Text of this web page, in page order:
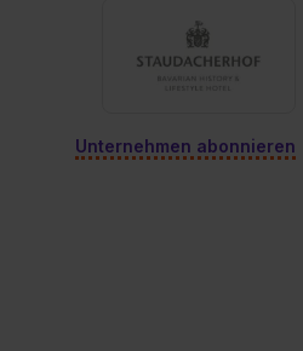
Unternehmen abonnieren